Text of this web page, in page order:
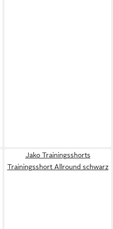
Jako Trainingsshorts
Trainingsshort Allround schwarz